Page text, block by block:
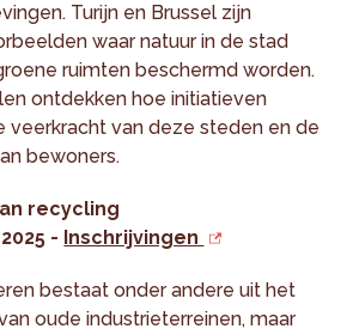
Turijn en Brussel zijn
waar natuur in de stad
ruimten beschermd worden.
ontdekken hoe initiatieven
veerkracht van deze steden en de
bewoners.
recycling
- Inschrijvingen
bestaat onder andere uit het
oude industrieterreinen, maar